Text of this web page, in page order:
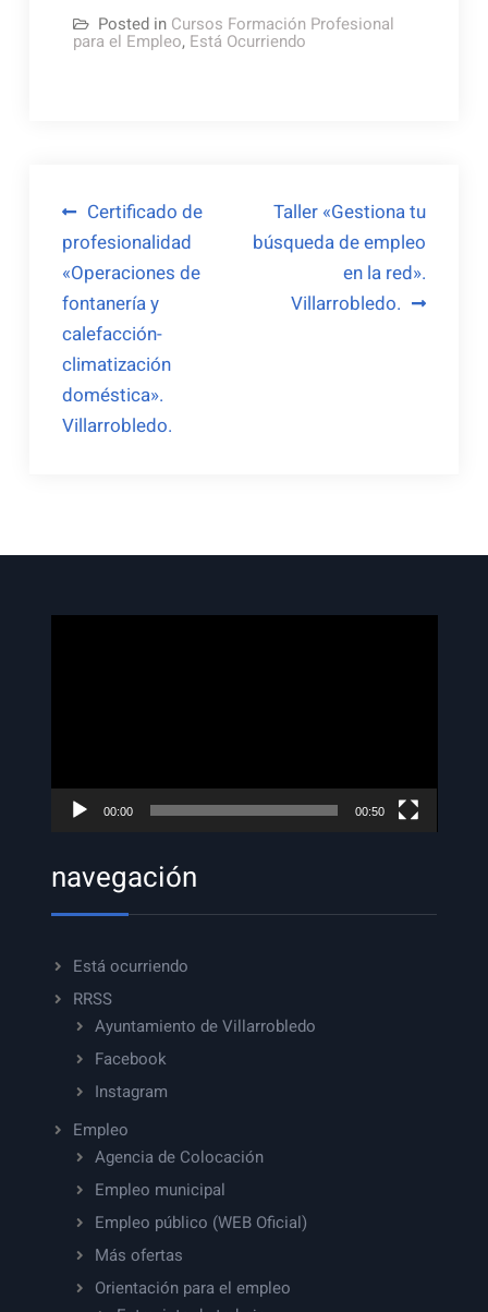
Posted in Cursos Formación Profesional
para el Empleo, Está Ocurriendo
Navegación
de
entradas
Certificado de
profesionalidad
«Operaciones de
fontanería y
calefacción-
climatización
doméstica».
Villarrobledo.
Taller «Gestiona tu
búsqueda de empleo
en la red».
Villarrobledo.
00:00 00:50
navegación
Está ocurriendo
RRSS
Ayuntamiento de Villarrobledo
Facebook
Instagram
Empleo
Agencia de Colocación
Empleo municipal
Empleo público (WEB Oficial)
Más ofertas
Orientación para el empleo